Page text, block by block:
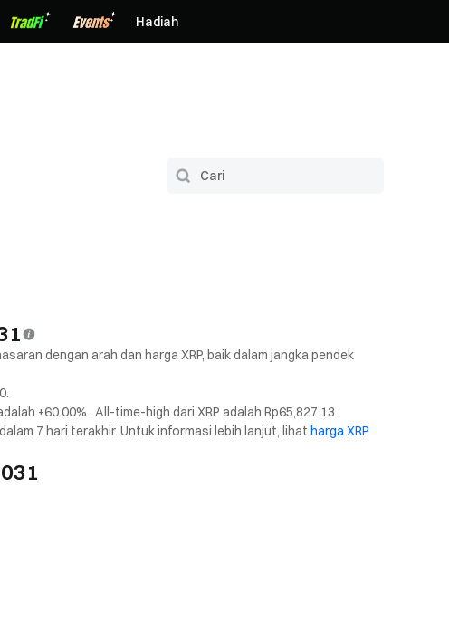
Hadiah
dengan arah dan harga XRP, baik dalam jangka pendek
+60.00% , All-time-high dari XRP adalah Rp65,827.13 .
7 hari terakhir. Untuk informasi lebih lanjut, lihat harga XRP